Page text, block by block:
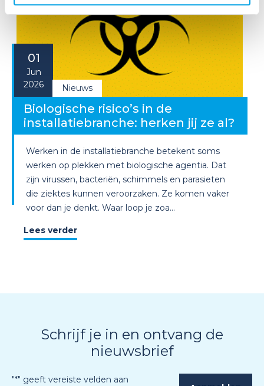
01
Jun
2026
Nieuws
Biologische risico’s in de
installatiebranche: herken jij ze al?
Werken in de installatiebranche betekent soms
werken op plekken met biologische agentia. Dat
zijn virussen, bacteriën, schimmels en parasieten
die ziektes kunnen veroorzaken. Ze komen vaker
voor dan je denkt. Waar loop je zoa...
Lees verder
Schrijf je in en ontvang de
nieuwsbrief
"*" geeft vereiste velden aan